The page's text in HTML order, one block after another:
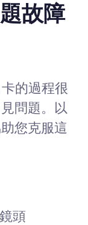
故障
卡的過程很
問題。以
您克服這
頭